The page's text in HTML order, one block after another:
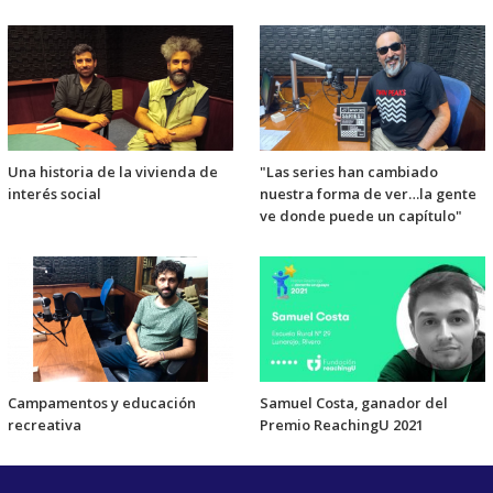
Una historia de la vivienda de
interés social
"Las series han cambiado
nuestra forma de ver…la gente
ve donde puede un capítulo"
Campamentos y educación
recreativa
Samuel Costa, ganador del
Premio ReachingU 2021